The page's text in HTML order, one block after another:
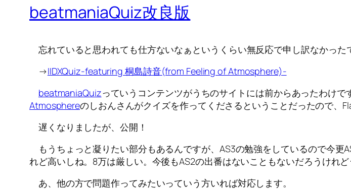
beatmaniaQuiz改良版
忘れていると思われても仕方ないなぁというくらい無反応で申し訳なかった
→IIDXQuiz-featuring 桐島詩音(from Feeling of Atmosphere)-
beatmaniaQuizっていうコンテンツがうちのサイトには前からあったわけ
Atmosphereのしおんさんがクイズを作ってくださるということだったので、
遅くなりましたが、公開！
もうちょっと凝りたい部分もあるんですが、AS3の勉強をしているので今更
れど高いしね。8万は厳しい。今後もAS2の出番はないこともないだろうけれど･
あ、他の方で問題作ってみたいっていう方いれば対応します。